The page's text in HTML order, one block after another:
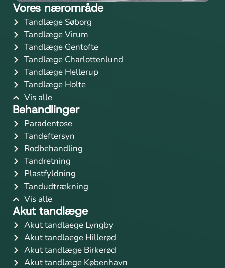
Vores nærområde
Tandlæge Søborg
Tandlæge Virum
Tandlæge Gentofte
Tandlæge Charlottenlund
Tandlæge Hellerup
Tandlæge Holte
Vis alle
Behandlinger
Paradentose
Tandeftersyn
Rodbehandling
Tandretning
Plastfyldning
Tandudtrækning
Vis alle
Akut tandlæge
Akut tandlaege Lyngby
Akut tandlaege Hillerød
Akut tandlæge Birkerød
Akut tandlæge København